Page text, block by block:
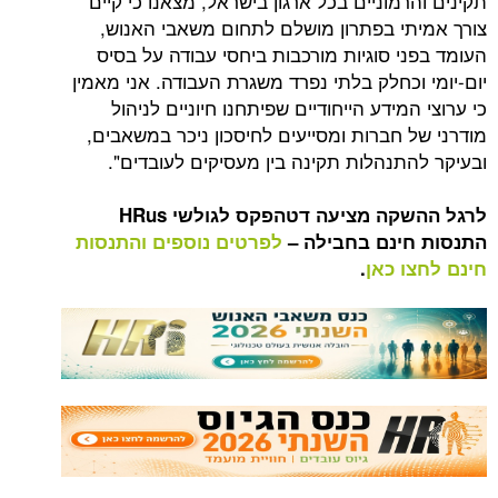
בפתרון מושלם לתחום משאבי האנוש,
סוגיות מורכבות ביחסי עבודה על בסיס
בלתי נפרד משגרת העבודה. אני מאמין
הייחודיים שפיתחנו חיוניים לניהול
חברות ומסייעים לחיסכון ניכר במשאבים,
תקינה בין מעסיקים לעובדים".
מציעה דטהפקס לגולשיHRus
בחבילה – לפרטים נוספים והתנסות
כאן.